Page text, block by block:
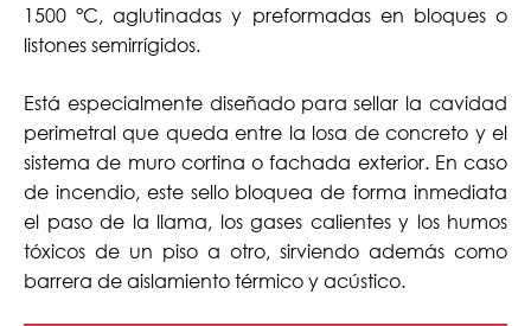
1500 °C, aglutinadas y preformadas en bloques o
listones semirrígidos.
Está especialmente diseñado para sellar la cavidad
perimetral que queda entre la losa de concreto y el
sistema de muro cortina o fachada exterior. En caso
de incendio, este sello bloquea de forma inmediata
el paso de la llama, los gases calientes y los humos
tóxicos de un piso a otro, sirviendo además como
barrera de aislamiento térmico y acústico.